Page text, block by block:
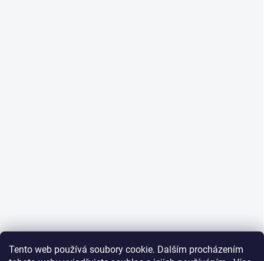
Tento web používá soubory cookie. Dalším procházením